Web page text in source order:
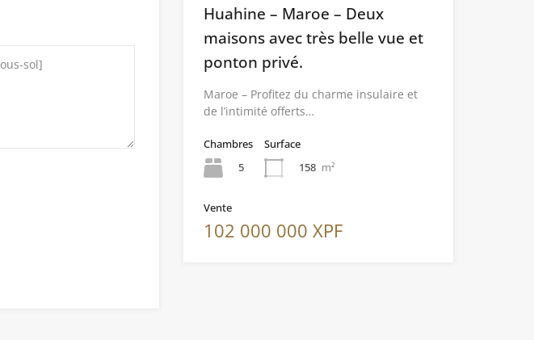
Huahine – Maroe – Deux
maisons avec très belle vue et
ponton privé.
Maroe – Profitez du charme insulaire et
de l’intimité offerts…
Chambres
5
Surface
158 m²
Vente
102 000 000 XPF